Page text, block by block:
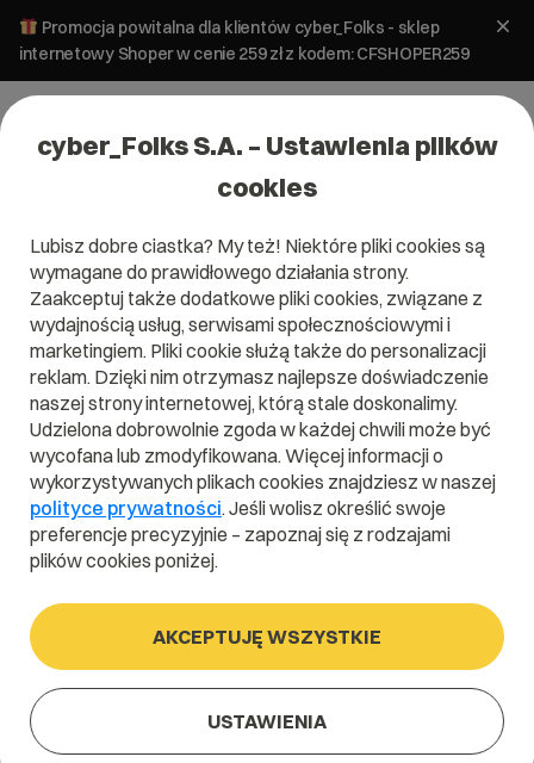
Promocja powitalna dla klientów cyber_Folks - sklep
internetowy Shoper w cenie 259 zł z kodem: CFSHOPER259
Bezpieczeństwo WordPress
Wirusy na stronie – co zrobić po
usunięciu infekcji?
14 marca 2024 ok.5min
cyber_Folks S.A. – Ustawienia plików
cookies
Lubisz dobre ciastka? My też! Niektóre pliki cookies są
wymagane do prawidłowego działania strony.
Zaakceptuj także dodatkowe pliki cookies, związane z
wydajnością usług, serwisami społecznościowymi i
marketingiem. Pliki cookie służą także do personalizacji
reklam. Dzięki nim otrzymasz najlepsze doświadczenie
naszej strony internetowej, którą stale doskonalimy.
Udzielona dobrowolnie zgoda w każdej chwili może być
wycofana lub zmodyfikowana. Więcej informacji o
wykorzystywanych plikach cookies znajdziesz w naszej
polityce prywatności. Jeśli wolisz określić swoje
preferencje precyzyjnie – zapoznaj się z rodzajami
plików cookies poniżej.
AKCEPTUJĘ WSZYSTKIE
USTAWIENIA